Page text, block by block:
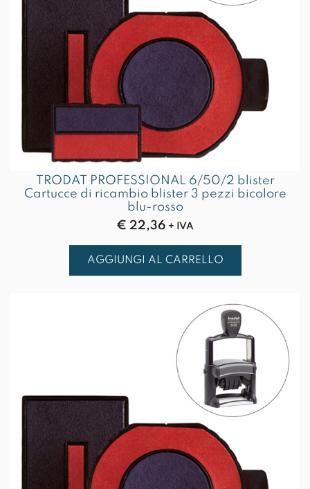
TRODAT PROFESSIONAL 6/50/2 blister
Cartucce di ricambio blister 3 pezzi bicolore
blu-rosso
€ 22,36 + IVA
AGGIUNGI AL CARRELLO